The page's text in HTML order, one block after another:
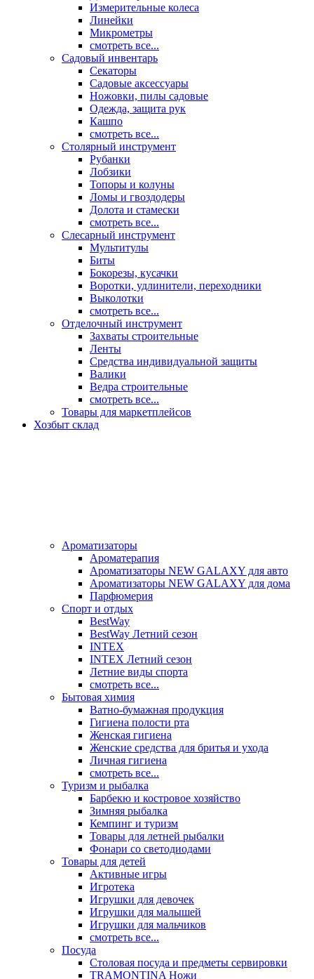
Измерительные колеса
Линейки
Микрометры
смотреть все...
Садовый инвентарь
Секаторы
Садовые аксессуары
Ножовки, пилы садовые
Одежда, защита рук
Кашпо
смотреть все...
Столярный инструмент
Рубанки
Лобзики
Топоры и колуны
Ломы и гвоздодеры
Долота и стамески
смотреть все...
Слесарный инструмент
Мультитулы
Биты
Бокорезы, кусачки
Воротки, удлинители, переходники
Выколотки
смотреть все...
Отделочный инструмент
Захваты строительные
Ленты
Средства индивидуальной защиты
Валики
Ведра строительные
смотреть все...
Товары для маркетплейсов
Хозбыт склад
Ароматизаторы
Ароматерапия
Ароматизаторы NEW GALAXY для авто
Ароматизаторы NEW GALAXY для дома
Парфюмерия
Спорт и отдых
BestWay
BestWay Летний сезон
INTEX
INTEX Летний сезон
Летние виды спорта
смотреть все...
Бытовая химия
Ватно-бумажная продукция
Гигиена полости рта
Женская гигиена
Женские средства для бритья и ухода
Личная гигиена
смотреть все...
Туризм и рыбалка
Барбекю и костровое хозяйство
Зимняя рыбалка
Кемпинг и туризм
Товары для летней рыбалки
Фонари со светодиодами
Товары для детей
Активные игры
Игротека
Игрушки для девочек
Игрушки для малышей
Игрушки для мальчиков
смотреть все...
Посуда
Столовая посуда и предметы сервировки
TRAMONTINA Ножи